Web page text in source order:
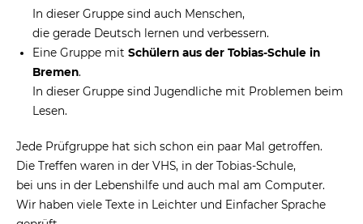
In dieser Gruppe sind auch Menschen,
die gerade Deutsch lernen und verbessern.
Eine Gruppe mit Schülern aus der Tobias-Schule in
Bremen.
In dieser Gruppe sind Jugendliche mit Problemen beim
Lesen.
Jede Prüfgruppe hat sich schon ein paar Mal getroffen.
Die Treffen waren in der VHS, in der Tobias-Schule,
bei uns in der Lebenshilfe und auch mal am Computer.
Wir haben viele Texte in Leichter und Einfacher Sprache